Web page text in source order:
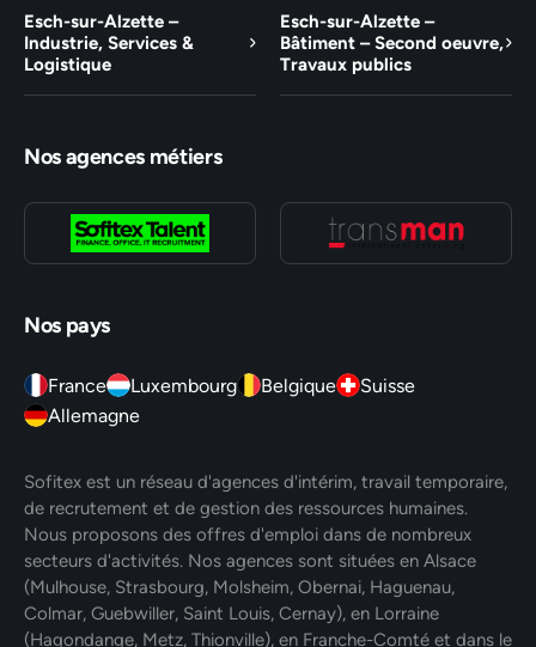
Esch-sur-Alzette –
Industrie, Services &
Logistique
Esch-sur-Alzette –
Bâtiment – Second oeuvre,
Travaux publics
Nos agences métiers
Nos pays
France Luxembourg Belgique
Suisse
Allemagne
Sofitex est un réseau d'agences d'intérim, travail temporaire,
de recrutement et de gestion des ressources humaines.
Nous proposons des offres d'emploi dans de nombreux
secteurs d'activités. Nos agences sont situées en Alsace
(Mulhouse, Strasbourg, Molsheim, Obernai, Haguenau,
Colmar, Guebwiller, Saint Louis, Cernay), en Lorraine
(Hagondange, Metz, Thionville), en Franche-Comté et dans le